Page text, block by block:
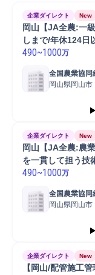
企業ダイレクト New
岡山【JA全農:一
しまで/年休124日
490~1000万
全国農業協同
岡山県岡山市
企業ダイレクト New
岡山【JA全農:農
を一貫して担う技
490~1000万
全国農業協同
岡山県岡山市
企業ダイレクト New
【岡山/配管施工